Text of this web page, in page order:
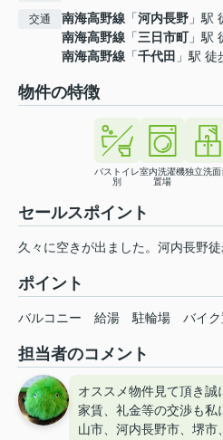
交通 南海高野線 「河内長野 」駅
南海高野線 「三日市町」駅
南海高野線 「千代田 」駅 徒
物件の特徴
バストイレ
別
室内洗濯機
置場
独立洗面
セールスポイント
久々に空きが出ました。河内長野
ポイント
バルコニー 給湯 駐輪場 バイ
担当者のコメント
オススメ物件見て頂き誠
家賃、礼金等の交渉も
山市、河内長野市、堺市